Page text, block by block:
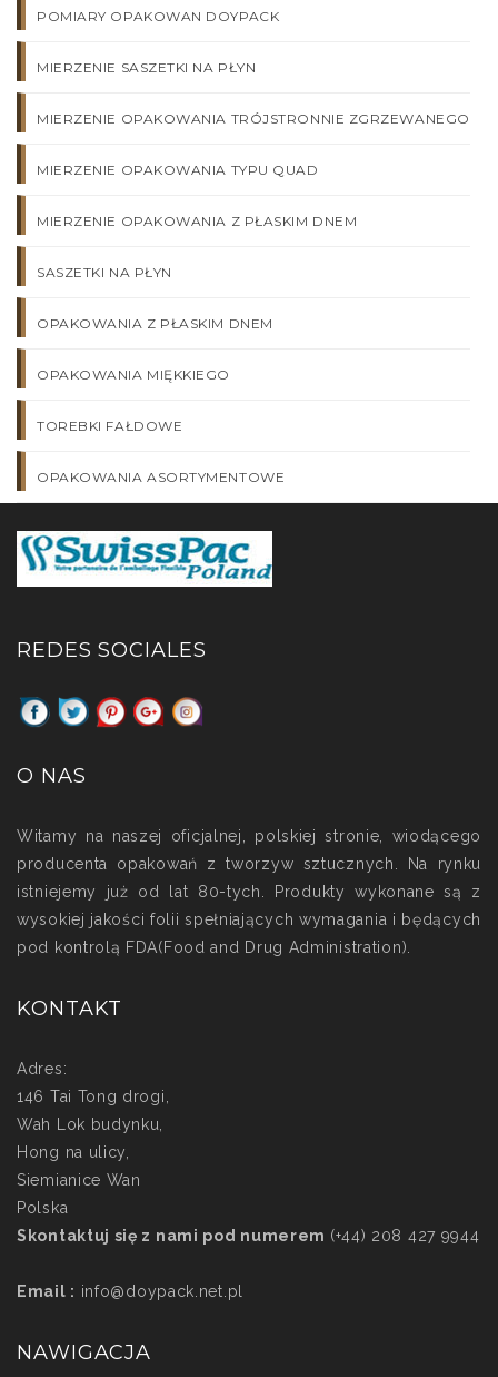
POMIARY OPAKOWAN DOYPACK
MIERZENIE SASZETKI NA PŁYN
MIERZENIE OPAKOWANIA TRÓJSTRONNIE ZGRZEWANEGO
MIERZENIE OPAKOWANIA TYPU QUAD
MIERZENIE OPAKOWANIA Z PŁASKIM DNEM
SASZETKI NA PŁYN
OPAKOWANIA Z PŁASKIM DNEM
OPAKOWANIA MIĘKKIEGO
TOREBKI FAŁDOWE
OPAKOWANIA ASORTYMENTOWE
REDES SOCIALES
O NAS
Witamy na naszej oficjalnej, polskiej stronie, wiodącego
producenta opakowań z tworzyw sztucznych. Na rynku
istniejemy już od lat 80-tych. Produkty wykonane są z
wysokiej jakości folii spełniających wymagania i będących
pod kontrolą FDA(Food and Drug Administration).
KONTAKT
Adres:
146 Tai Tong drogi,
Wah Lok budynku,
Hong na ulicy,
Siemianice Wan
Polska
Skontaktuj się z nami pod numerem (+44) 208 427 9944
Email : info@doypack.net.pl
NAWIGACJA